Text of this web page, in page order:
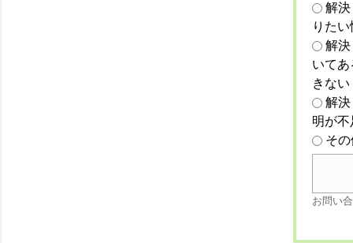
解
りた
解
いて
きない
解
明が
そ
お問い